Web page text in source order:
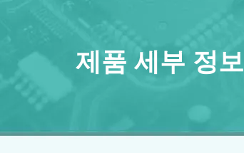
제품 세부 정보